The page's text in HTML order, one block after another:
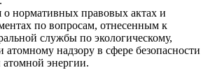
о нормативных правовых актах и
по вопросам, отнесенным к
службы по экологическому,
атомному надзору в сфере безопасности
энергии.